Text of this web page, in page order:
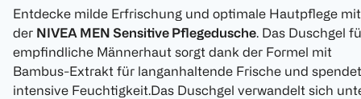
Entdecke milde Erfrischung und optimale Hautpflege mit
der NIVEA MEN Sensitive Pflegedusche. Das Duschgel
empfindliche Männerhaut sorgt dank der Formel mit
Bambus-Extrakt für langanhaltende Frische und spendet
intensive Feuchtigkeit.Das Duschgel verwandelt sich